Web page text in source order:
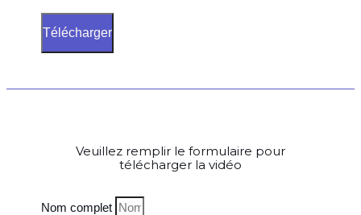
Télécharger
Veuillez remplir le formulaire pour
télécharger la vidéo
Nom complet